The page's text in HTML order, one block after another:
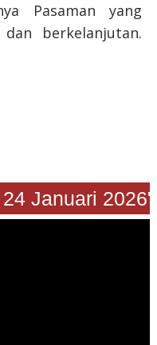
Pasaman yang
berkelanjutan.
24 Januari